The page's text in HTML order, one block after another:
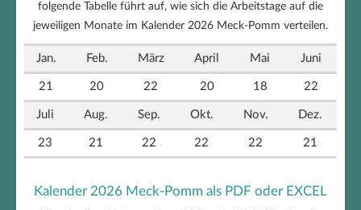
folgende Tabelle führt auf, wie sich die Arbeitstage auf die
jeweiligen Monate im Kalender 2026 Meck-Pomm verteilen.
Jan. Feb. März April Mai Juni
21 20 22 20 18 22
Juli Aug. Sep. Okt. Nov. Dez.
23 21 22 22 22 21
Kalender 2026 Meck-Pomm als PDF oder EXCEL